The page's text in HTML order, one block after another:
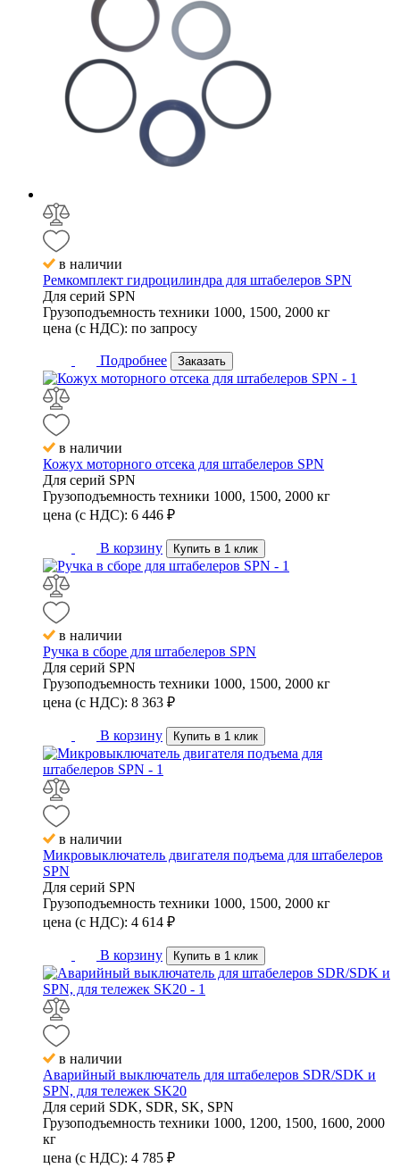
в наличии
Ремкомплект гидроцилиндра для штабелеров SPN
Для серий SPN
Грузоподъемность техники 1000, 1500, 2000 кг
цена (с НДС): по запросу
Подробнее Заказать
в наличии
Кожух моторного отсека для штабелеров SPN
Для серий SPN
Грузоподъемность техники 1000, 1500, 2000 кг
цена (с НДС): 6 446 ₽
В корзину Купить в 1 клик
в наличии
Ручка в сборе для штабелеров SPN
Для серий SPN
Грузоподъемность техники 1000, 1500, 2000 кг
цена (с НДС): 8 363 ₽
В корзину Купить в 1 клик
в наличии
Микровыключатель двигателя подъема для штабелеров
SPN
Для серий SPN
Грузоподъемность техники 1000, 1500, 2000 кг
цена (с НДС): 4 614 ₽
В корзину Купить в 1 клик
в наличии
Аварийный выключатель для штабелеров SDR/SDK и
SPN, для тележек SK20
Для серий SDK, SDR, SK, SPN
Грузоподъемность техники 1000, 1200, 1500, 1600, 2000
кг
цена (с НДС): 4 785 ₽